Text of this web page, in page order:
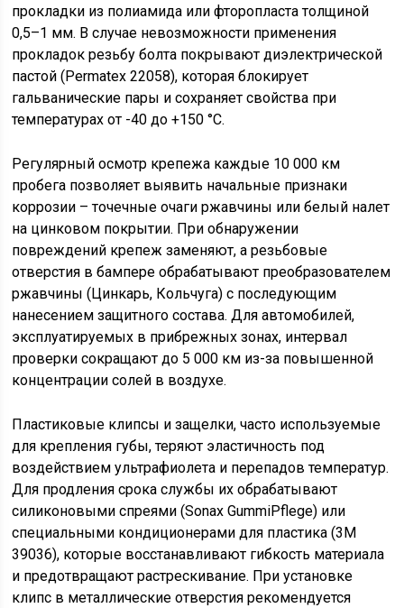
прокладки из полиамида или фторопласта толщиной
0,5–1 мм. В случае невозможности применения
прокладок резьбу болта покрывают диэлектрической
пастой (Permatex 22058), которая блокирует
гальванические пары и сохраняет свойства при
температурах от -40 до +150 °C.
Регулярный осмотр крепежа каждые 10 000 км
пробега позволяет выявить начальные признаки
коррозии – точечные очаги ржавчины или белый налет
на цинковом покрытии. При обнаружении
повреждений крепеж заменяют, а резьбовые
отверстия в бампере обрабатывают преобразователем
ржавчины (Цинкарь, Кольчуга) с последующим
нанесением защитного состава. Для автомобилей,
эксплуатируемых в прибрежных зонах, интервал
проверки сокращают до 5 000 км из-за повышенной
концентрации солей в воздухе.
Пластиковые клипсы и защелки, часто используемые
для крепления губы, теряют эластичность под
воздействием ультрафиолета и перепадов температур.
Для продления срока службы их обрабатывают
силиконовыми спреями (Sonax GummiPflege) или
специальными кондиционерами для пластика (3M
39036), которые восстанавливают гибкость материала
и предотвращают растрескивание. При установке
клипс в металлические отверстия рекомендуется